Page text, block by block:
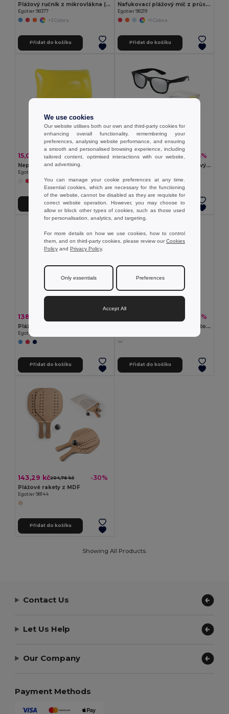
Plážový ručník z mikrovlákna (250 g/m²)
Egotier 98377
+3 Colors
Přidat do košíku
Nafukovací plážový míč z průsvitného PVC
Egotier 98219
+1 Colors
Přidat do košíku
15,02 kč24,27 kč -38%
Egotier 98293
Přidat do košíku
23,11 kč35,13 kč -34%
PC sluneční brýle se zrcadlovými skly kategorie 3
Přidat do košíku
138,43 kč
Egotier 99159
Přidat do košíku
-37%
Neprůhledný nafukovací plážový míč z PVC
Přidat do košíku
143,29 kč204,76 kč -30%
Plážové rakety z MDF
Egotier 98144
Přidat do košíku
Showing All Products.
Contact Us
Let Us Help
Our Company
Payment Methods
We use cookies
Our website utilises both our own and third-party cookies for
enhancing overall functionality, remembering your
preferences, analysing website performance, and ensuring
a smooth and personalised browsing experience, including
tailored content, optimised interactions with our website,
and advertising.
You can manage your cookie preferences at any time.
Essential cookies, which are necessary for the functioning
of the website, cannot be disabled as they are requisite for
correct website operation. However, you may choose to
allow or block other types of cookies, such as those used
for personalisation, analytics, and targeting.
For more details on how we use cookies, how to control
them, and on third-party cookies, please review ourCookies
Policy and Privacy Policy.
Only essentials Preferences
Accept All